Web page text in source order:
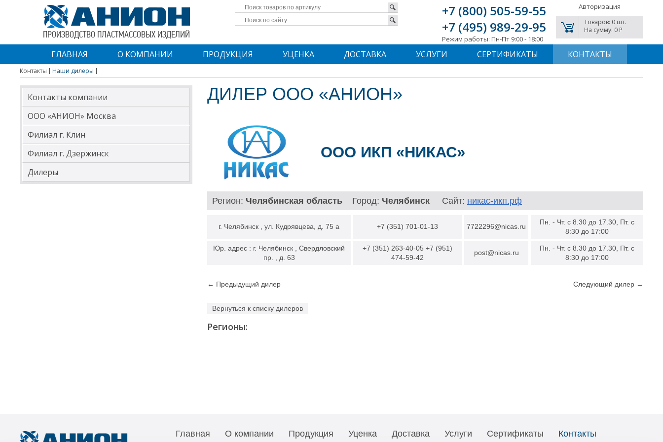
+7 (800) 505-59-55
+7 (495) 989-29-95
Режим работы: Пн-Пт 9:00 - 18:00
Авторизация
Товаров: 0 шт.
На сумму: 0 P
ПРОИЗВОДСТВО ПЛАСТМАССОВЫХ ИЗДЕЛИЙ
ГЛАВНАЯ О КОМПАНИИ ПРОДУКЦИЯ УЦЕНКА ДОСТАВКА УСЛУГИ СЕРТИФИКАТЫ КОНТАКТЫ
Контакты Наши дилеры
Контакты компании
ООО «АНИОН» Москва
Филиал г. Клин
Филиал г. Дзержинск
Дилеры
ДИЛЕР ООО «АНИОН»
ООО ИКП «НИКАС»
Регион: Челябинская область Город: Челябинск Сайт: никас-икп.рф
г. Челябинск , ул. Кудрявцева, д. 75 а +7 (351) 701-01-13 7722296@nicas.ru
Пн. - Чт. с 8.30 до 17.30, Пт. с
8:30 до 17:00
Юр. адрес : г. Челябинск , Свердловский
пр. , д. 63
+7 (351) 263-40-05 +7 (951)
474-59-42
post@nicas.ru
Пн. - Чт. с 8.30 до 17.30, Пт. с
8:30 до 17:00
Следующий дилер →
← Предыдущий дилер
Вернуться к списку дилеров
Регионы:
Главная О компании Продукция Уценка Доставка Услуги Сертификаты Контакты